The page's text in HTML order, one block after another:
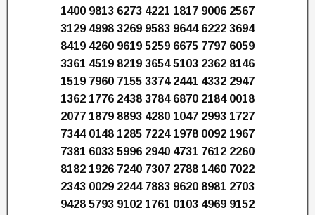
1400 9813 6273 4221 1817 9006 2567
3129 4998 3269 9583 9644 6222 3694
8419 4260 9619 5259 6675 7797 6059
3361 4519 8219 3654 5103 2362 8146
1519 7960 7155 3374 2441 4332 2947
1362 1776 2438 3784 6870 2184 0018
2077 1879 8893 4280 1047 2993 1727
7344 0148 1285 7224 1978 0092 1967
7381 6033 5996 2940 4731 7612 2260
8182 1926 7240 7307 2788 1460 7022
2343 0029 2244 7883 9620 8981 2703
9428 5793 9102 1761 0103 4969 9152